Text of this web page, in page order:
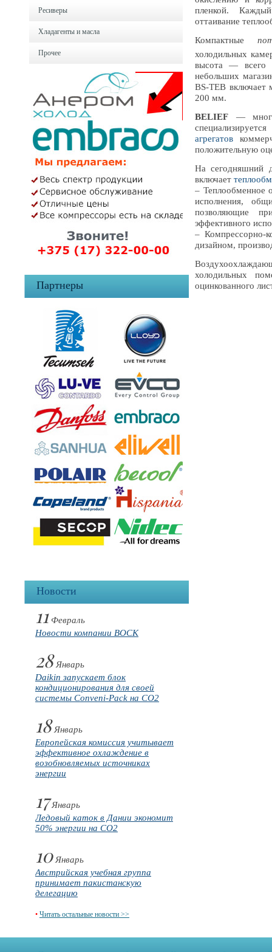
Ресиверы
Хладагенты и масла
Прочее
Партнеры
Новости
11 Февраль
Новости компании BOCK
28Январь
Daikin запускает блок
кондиционирования для своей
системы Conveni-Pack на CO2
18Январь
Европейская комиссия учитывает
эффективное охлаждение в
возобновляемых источниках
энергии
17Январь
Ледовый каток в Дании экономит
50% энергии на CO2
10Январь
Австрийская учебная группа
принимает пакистанскую
делегацию
• Читать остальные новости >>
пленкой.
оттаивание
Компактные
холодильных
высота — всего
небольших
ВS-ТЕВ включает
200 мм.
BELIEF —
агрегатов
положительную
На сегодняшний
включает
– Теплообменное
исполнения,
позволяющие
эффективного
– Компрессорно-
дизайном,
холодильных
оцинкованного